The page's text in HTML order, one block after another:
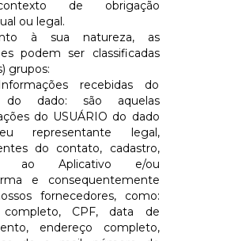
de obrigação
ou legal.
à sua natureza, as
podem ser classificadas
grupos:
recebidas do
do dado: são aquelas
do USUÁRIO do dado
representante legal,
do contato, cadastro,
ao Aplicativo e/ou
e consequentemente
fornecedores, como:
CPF, data de
endereço completo,